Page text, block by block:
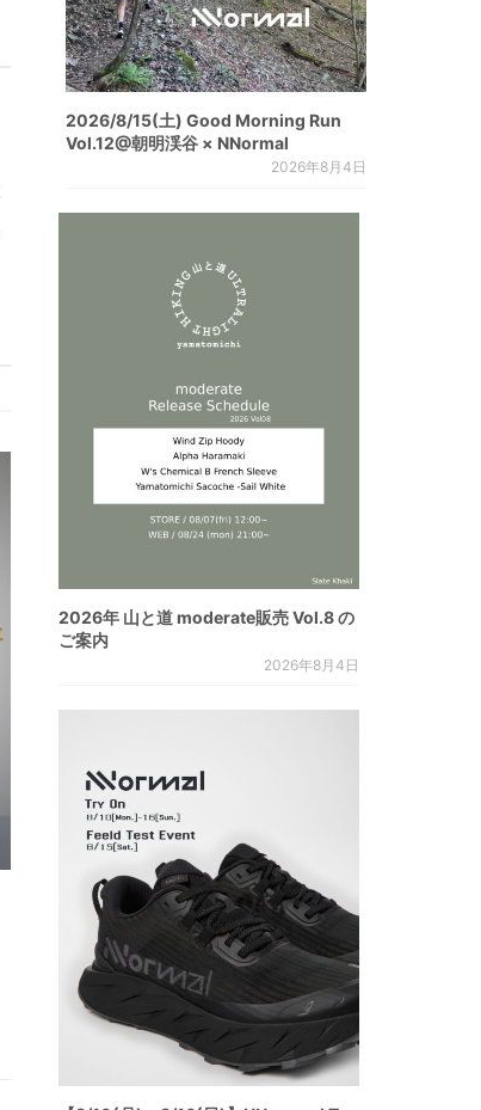
2026/8/15(土) Good Morning Run
Vol.12@朝明渓谷 × NNormal
2026年8月4日
2026年 山と道 moderate販売 Vol.8 の
ご案内
2026年8月4日